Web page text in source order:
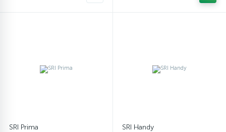
SRI Prima SRI Handy